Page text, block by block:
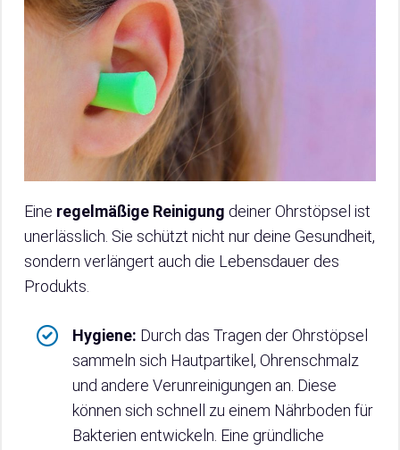
Eine regelmäßige Reinigung deiner Ohrstöpsel ist
unerlässlich. Sie schützt nicht nur deine Gesundheit,
sondern verlängert auch die Lebensdauer des
Produkts.
Hygiene: Durch das Tragen der Ohrstöpsel
sammeln sich Hautpartikel, Ohrenschmalz
und andere Verunreinigungen an. Diese
können sich schnell zu einem Nährboden für
Bakterien entwickeln. Eine gründliche